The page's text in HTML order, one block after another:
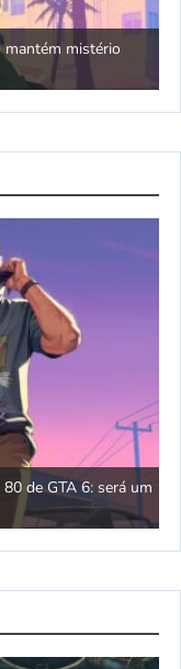
mantém mistério
de GTA 6: será um